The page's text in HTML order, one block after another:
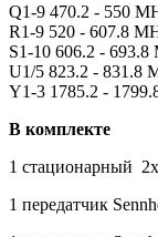
Q1-9 470.2 - 550
R1-9 520 - 607.8
S1-10 606.2 - 693.8
U1/5 823.2 - 831.8
Y1-3 1785.2 -
В комплекте
1 стационарный
1 передатчик